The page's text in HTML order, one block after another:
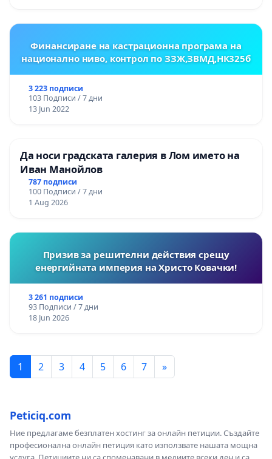
Финансиране на кастрационна програма на
национално ниво, контрол по ЗЗЖ,ЗВМД,НК325б
3 223 подписи
103 Подписи / 7 дни
13 Jun 2022
Да носи градската галерия в Лом името на
Иван Манойлов
787 подписи
100 Подписи / 7 дни
1 Aug 2026
Призив за решителни действия срещу
енергийната империя на Христо Ковачки!
3 261 подписи
93 Подписи / 7 дни
18 Jun 2026
1 2 3 4 5 6 7 »
Peticiq.com
Ние предлагаме безплатен хостинг за онлайн петиции. Създайте
професионална онлайн петиция като използвате нашата мощна